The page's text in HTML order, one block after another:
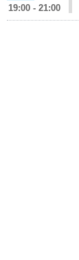
19:00 - 21:00